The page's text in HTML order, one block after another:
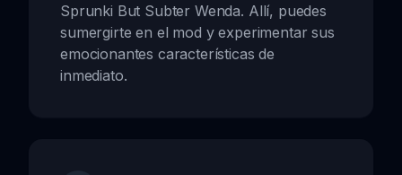
Sprunki But Subter Wenda. Allí, puedes
sumergirte en el mod y experimentar sus
emocionantes características de
inmediato.